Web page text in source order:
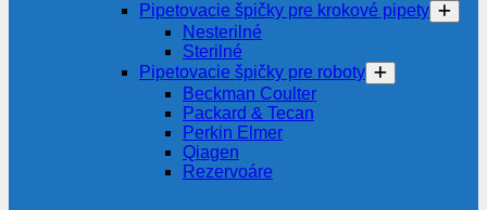
Pipetovacie špičky pre krokové pipety
Nesterilné
Sterilné
Pipetovacie špičky pre roboty
Beckman Coulter
Packard & Tecan
Perkin Elmer
Qiagen
Rezervoáre